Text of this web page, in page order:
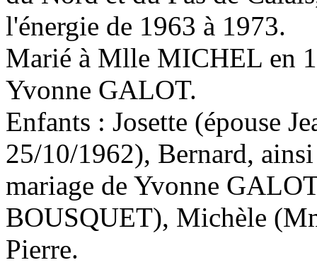
l'énergie de 1963 à 1973.
Marié à Mlle MICHEL en
Yvonne GALOT.
Enfants : Josette (épouse
25/10/1962), Bernard,
mariage de Yvonne
BOUSQUET), Michèle
Pierre.